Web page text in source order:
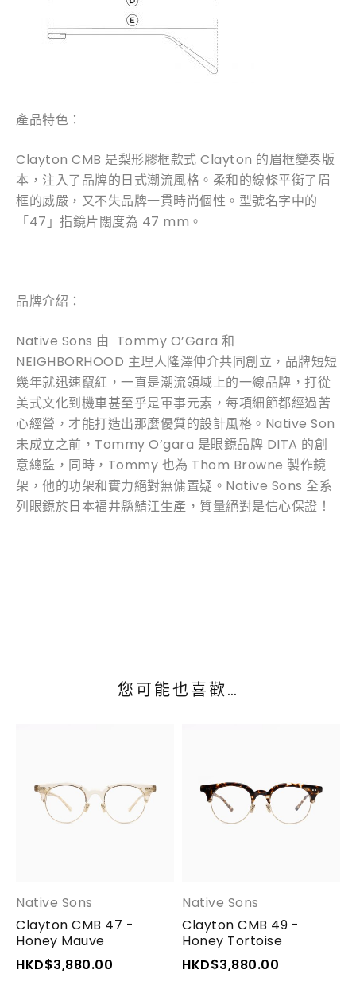
產品特色：
Clayton CMB 是梨形膠框款式 Clayton 的眉框變奏版
本，注入了品牌的日式潮流風格。柔和的線條平衡了眉
框的威嚴，又不失品牌一貫時尚個性。型號名字中的
「47」指鏡片闊度為 47 mm。
品牌介紹：
Native Sons 由 Tommy O’Gara 和
NEIGHBORHOOD 主理人隆澤伸介共同創立，品牌短短
幾年就迅速竄紅，一直是潮流領域上的一線品牌，打從
美式文化到機車甚至乎是軍事元素，每項細節都經過苦
心經營，才能打造出那麼優質的設計風格。Native Son
未成立之前，Tommy O’gara 是眼鏡品牌 DITA 的創
意總監，同時，Tommy 也為 Thom Browne 製作鏡
架，他的功架和實力絕對無傭置疑。Native Sons 全系
列眼鏡於日本福井縣鯖江生產，質量絕對是信心保證！
您可能也喜歡…
Native Sons
Clayton CMB 47 -
Honey Mauve
HKD$3,880.00
Native Sons
Clayton CMB 49 -
Honey Tortoise
HKD$3,880.00